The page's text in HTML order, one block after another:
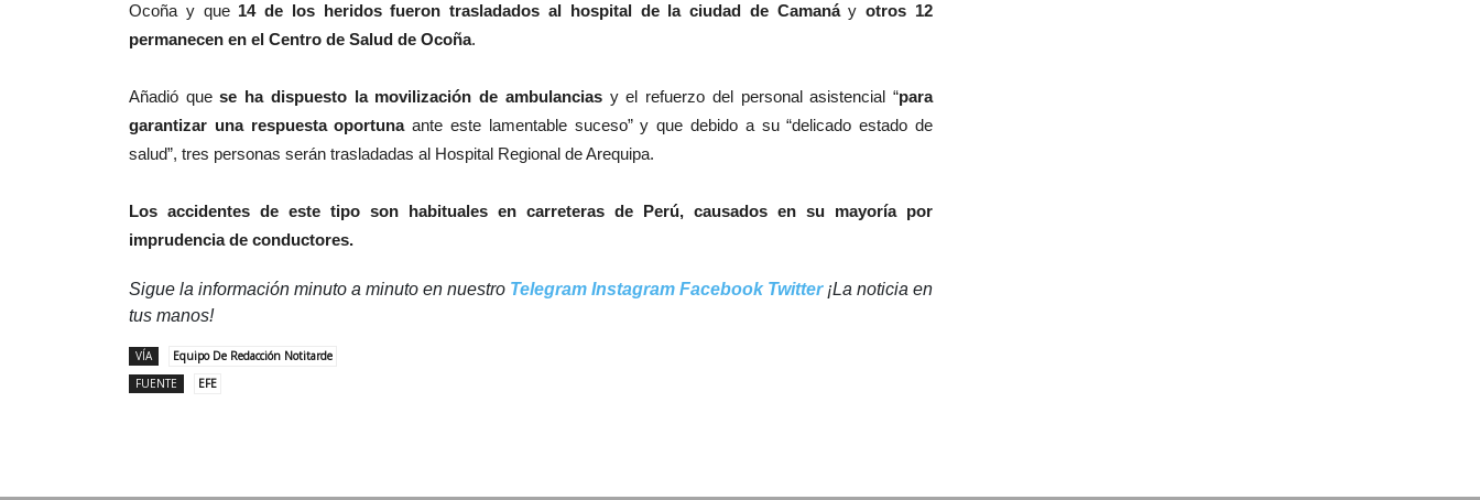
Ocoña y que 14 de los heridos fueron trasladados al hospital de la ciudad de Camanáyotros 12
permanecen en el Centro de Salud de Ocoña.
Añadió quese ha dispuesto la movilización de ambulanciasy el refuerzo del personal asistencial “para
garantizar una respuesta oportunaante este lamentable suceso” y que debido a su “delicado estado de
salud”, tres personas serán trasladadas al Hospital Regional de Arequipa.
Los accidentes de este tipo son habituales en carreteras de Perú, causados en su mayoría por
imprudencia de conductores.
Sigue la información minuto a minuto en nuestro Telegram Instagram Facebook Twitter¡La noticia en
tus manos!
VÍA
Equipo De Redacción Notitarde
FUENTE
EFE